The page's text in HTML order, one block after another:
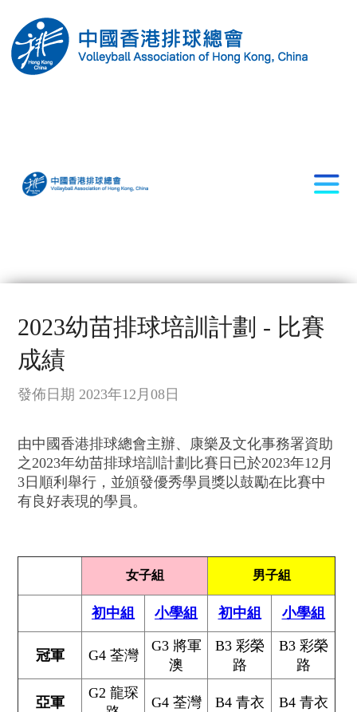
2023幼苗排球培訓計劃 - 比賽
成績
發佈日期 2023年12月08日
由中國香港排球總會主辦、康樂及文化事務署資助
之2023年幼苗排球培訓計劃比賽日已於2023年12月
3日順利舉行，並頒發優秀學員獎以鼓勵在比賽中
有良好表現的學員。
女子組 男子組
初中組 小學組 初中組 小學組
冠軍 G4 荃灣
G3 將軍
澳
B3 彩榮
路
B3 彩榮
路
亞軍
G2 龍琛
G4 荃灣 B4 青衣 B4 青衣